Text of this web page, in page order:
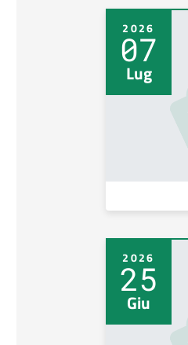
2026
07
Lug
2026
25
Giu